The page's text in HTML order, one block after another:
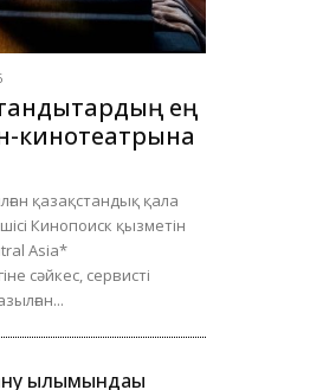
ең
кинотеатрына
қазақстандық қала
Кинопоиск қызметін
Asia*
сәйкес, сервисті
ғылымындағы